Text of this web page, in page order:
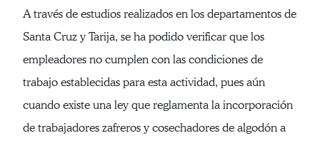
A través de estudios realizados en los departamentos de
Santa Cruz y Tarija, se ha podido verificar que los
empleadores no cumplen con las condiciones de
trabajo establecidas para esta actividad, pues aún
cuando existe una ley que reglamenta la incorporación
de trabajadores zafreros y cosechadores de algodón a